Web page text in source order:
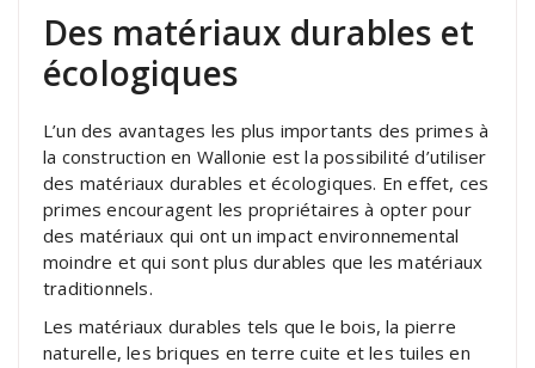
Des matériaux durables et
écologiques
L’un des avantages les plus importants des primes à
la construction en Wallonie est la possibilité d’utiliser
des matériaux durables et écologiques. En effet, ces
primes encouragent les propriétaires à opter pour
des matériaux qui ont un impact environnemental
moindre et qui sont plus durables que les matériaux
traditionnels.
Les matériaux durables tels que le bois, la pierre
naturelle, les briques en terre cuite et les tuiles en